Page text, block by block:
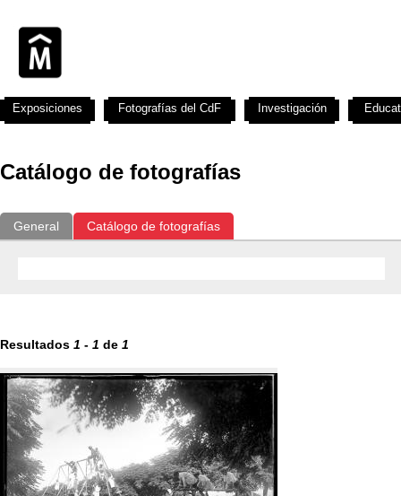
Catálogo de fotografías
General Catálogo de fotografías
Resultados 1 - 1 de 1
Exposiciones Fotografías del CdF Investigación